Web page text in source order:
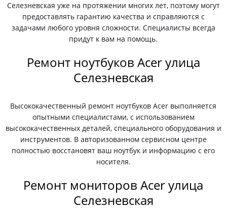
Селезневская уже на протяжении многих лет, поэтому могут
предоставлять гарантию качества и справляются с
задачами любого уровня сложности. Специалисты всегда
придут к вам на помощь.
Ремонт ноутбуков Acer улица
Селезневская
Высококачественный ремонт ноутбуков Acer выполняется
опытными специалистами, с использованием
высококачественных деталей, специального оборудования и
инструментов. В авторизованном сервисном центре
полностью восстановят ваш ноутбук и информацию с его
носителя.
Ремонт мониторов Acer улица
Селезневская